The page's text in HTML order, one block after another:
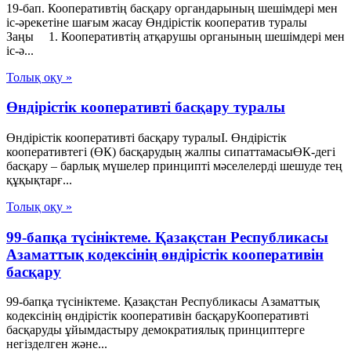
19-бап. Кооперативтiң басқару органдарының шешiмдерi мен
iс-әрекетiне шағым жасау Өндiрiстiк кооператив туралы
Заңы 1. Кооперативтiң атқарушы органының шешiмдерi мен
iс-ә...
Толық оқу »
Өндірістік кооперативті басқару туралы
Өндірістік кооперативті басқару туралыI. Өндірістік
кооперативтегі (ӨК) басқарудың жалпы сипаттамасыӨК-дегі
басқару – барлық мүшелер принципті мәселелерді шешуде тең
құқықтарғ...
Толық оқу »
99-бапқа түсініктеме. Қазақстан Республикасы
Азаматтық кодексінің өндірістік кооперативін
басқару
99-бапқа түсініктеме. Қазақстан Республикасы Азаматтық
кодексінің өндірістік кооперативін басқаруКооперативті
басқаруды ұйымдастыру демократиялық принциптерге
негізделген және...